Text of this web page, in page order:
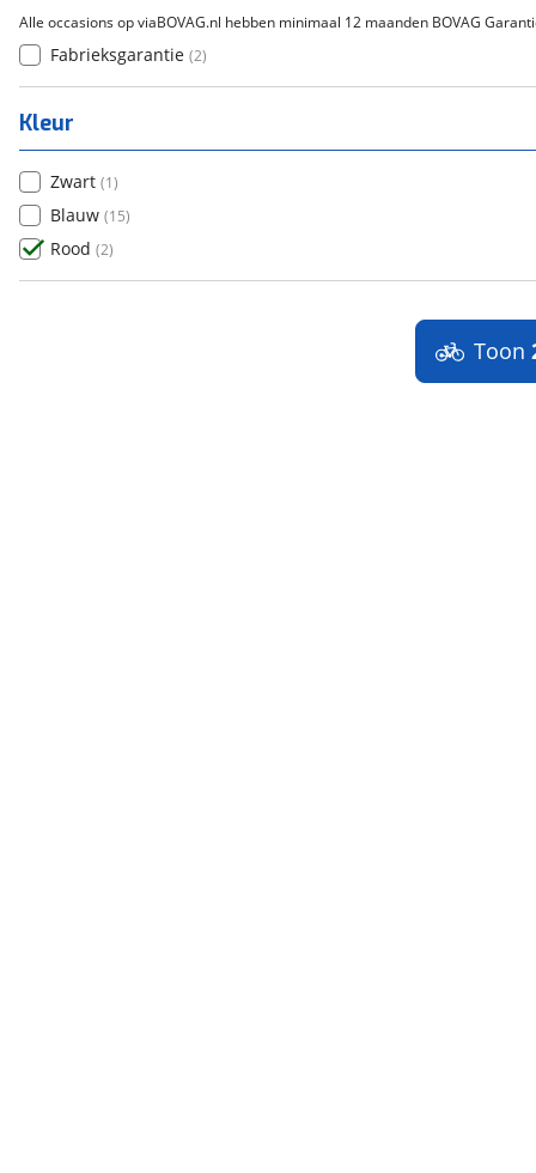
Alle occasions op viaBOVAG.nl hebben minimaal 12 maanden BOVAG
Fabrieksgarantie (2)
Kleur
Zwart (1)
Blauw (15)
Rood (2)
Toon